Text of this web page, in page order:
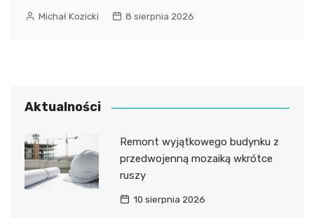
Michał Kozicki 8 sierpnia 2026
Aktualności
Remont wyjątkowego budynku z
przedwojenną mozaiką wkrótce
ruszy
10 sierpnia 2026